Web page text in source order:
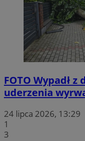
FOTO Wypadł z
uderzenia
24 lipca 2026, 13:29
1
3